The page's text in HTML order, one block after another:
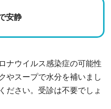
安静
ナウイルス感染症の可能性
やスープで水分を補いまし
ださい。受診は不要でしょ